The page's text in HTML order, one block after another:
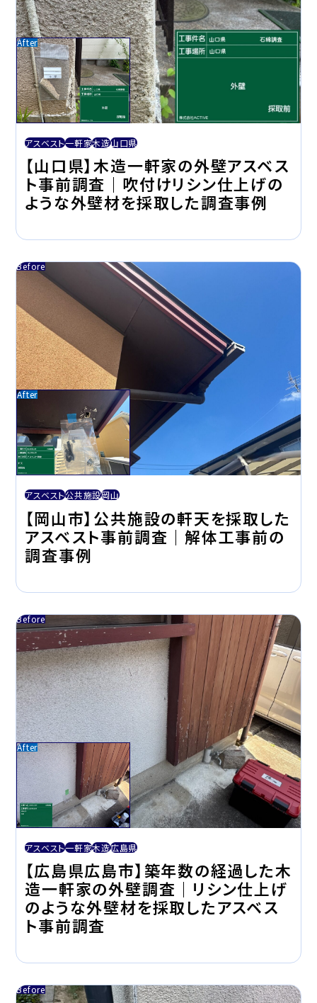
アスベスト一軒家木造山口県
【山口県】木造一軒家の外壁アスベス
ト事前調査｜吹付けリシン仕上げの
ような外壁材を採取した調査事例
アスベスト公共施設岡山
【岡山市】公共施設の軒天を採取した
アスベスト事前調査｜解体工事前の
調査事例
アスベスト一軒家木造広島県
【広島県広島市】築年数の経過した木
造一軒家の外壁調査｜リシン仕上げ
のような外壁材を採取したアスベス
ト事前調査